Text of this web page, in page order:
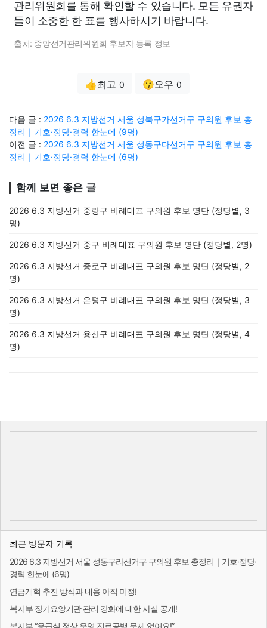
관리위원회를 통해 확인할 수 있습니다. 모든 유권자
들이 소중한 한 표를 행사하시기 바랍니다.
출처: 중앙선거관리위원회 후보자 등록 정보
👍최고 0 😗오우 0
다음 글 : 2026 6.3 지방선거 서울 성북구가선거구 구의원 후보 총
정리｜기호·정당·경력 한눈에 (9명)
이전 글 : 2026 6.3 지방선거 서울 성동구다선거구 구의원 후보 총
정리｜기호·정당·경력 한눈에 (6명)
함께 보면 좋은 글
2026 6.3 지방선거 중랑구 비례대표 구의원 후보 명단 (정당별, 3
명)
2026 6.3 지방선거 중구 비례대표 구의원 후보 명단 (정당별, 2명)
2026 6.3 지방선거 종로구 비례대표 구의원 후보 명단 (정당별, 2
명)
2026 6.3 지방선거 은평구 비례대표 구의원 후보 명단 (정당별, 3
명)
2026 6.3 지방선거 용산구 비례대표 구의원 후보 명단 (정당별, 4
명)
최근 방문자 기록
2026 6.3 지방선거 서울 성동구라선거구 구의원 후보 총정리｜기호·정당·
경력 한눈에 (6명)
연금개혁 추진 방식과 내용 아직 미정!
복지부 장기요양기관 관리 강화에 대한 사실 공개!
복지부 “응급실 정상 운영 진료공백 문제 없어요!”